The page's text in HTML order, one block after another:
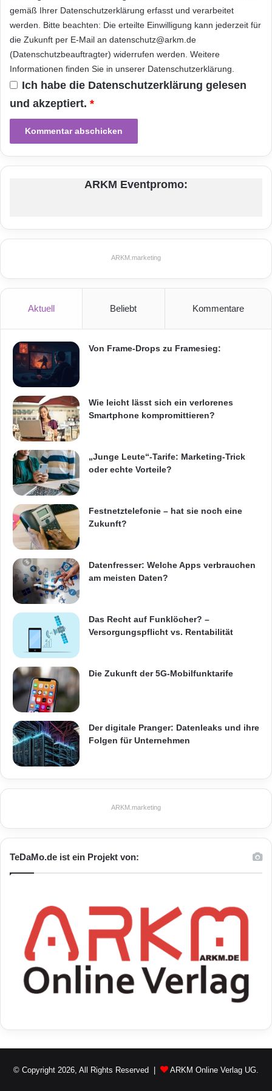
Regionen. Zudem gibt es Sport- und
Musiknews, die für die einzelnen Zielgruppen
relevant sind. Daneben finden Nutzer Hinweise
zum Ankommen in Deutschland, etwa Tipps
zum Deutsch Lernen per App. Die Seite bietet
aber auch allgemeine Informationen zu
Behördenadressen, Beratungsstellen oder
dem Gesundheitssystem in Deutschland.
ARKM.marketing
Kommunikation
Migrationshintergrund
Themenbereiche Zielgruppe
gemäß Ihrer Datenschutzerklärung erfasst und verarbeitet
werden. Bitte beachten: Die erteilte Einwilligung kann jederzeit für
die Zukunft per E-Mail an datenschutz@arkm.de
(Datenschutzbeauftragter) widerrufen werden. Weitere
Informationen finden Sie in unserer Datenschutzerklärung.
Ich habe die Datenschutzerklärung gelesen
und akzeptiert. *
ARKM Eventpromo:
ARKM.marketing
Aktuell Beliebt Kommentare
Von Frame-Drops zu Framesieg:
Wie leicht lässt sich ein verlorenes
Smartphone kompromittieren?
„Junge Leute“-Tarife: Marketing-Trick
oder echte Vorteile?
Festnetztelefonie – hat sie noch eine
Zukunft?
Datenfresser: Welche Apps verbrauchen
am meisten Daten?
Das Recht auf Funklöcher? –
Versorgungspflicht vs. Rentabilität
Die Zukunft der 5G-Mobilfunktarife
Der digitale Pranger: Datenleaks und ihre
Folgen für Unternehmen
ARKM.marketing
TeDaMo.de ist ein Projekt von:
© Copyright 2026, All Rights Reserved | ARKM Online Verlag UG.